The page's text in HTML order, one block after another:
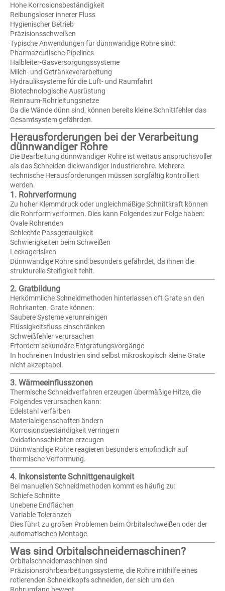
Hohe Korrosionsbeständigkeit
Reibungsloser innerer Fluss
Hygienischer Betrieb
Präzisionsschweißen
Typische Anwendungen für dünnwandige Rohre sind:
Pharmazeutische Pipelines
Halbleiter-Gasversorgungssysteme
Milch- und Getränkeverarbeitung
Hydrauliksysteme für die Luft- und Raumfahrt
Biotechnologische Ausrüstung
Reinraum-Rohrleitungsnetze
Da die Wände dünn sind, können bereits kleine Schnittfehler das
Gesamtsystem gefährden.
Herausforderungen bei der Verarbeitung
dünnwandiger Rohre
Die Bearbeitung dünnwandiger Rohre ist weitaus anspruchsvoller
als das Schneiden dickwandiger Industrierohre. Mehrere
technische Herausforderungen müssen sorgfältig kontrolliert
werden.
1. Rohrverformung
Zu hoher Klemmdruck oder ungleichmäßige Schnittkraft können
die Rohrform verformen. Dies kann Folgendes zur Folge haben:
Ovale Rohrenden
Schlechte Passgenauigkeit
Schwierigkeiten beim Schweißen
Leckagerisiken
Dünnwandige Rohre sind besonders gefährdet, da ihnen die
strukturelle Steifigkeit fehlt.
2. Gratbildung
Herkömmliche Schneidmethoden hinterlassen oft Grate an den
Rohrkanten. Grate können:
Saubere Systeme verunreinigen
Flüssigkeitsfluss einschränken
Schweißfehler verursachen
Erfordern sekundäre Entgratungsvorgänge
In hochreinen Industrien sind selbst mikroskopisch kleine Grate
nicht akzeptabel.
3. Wärmeeinflusszonen
Thermische Schneidverfahren erzeugen übermäßige Hitze, die
Folgendes verursachen kann:
Edelstahl verfärben
Materialeigenschaften ändern
Korrosionsbeständigkeit verringern
Oxidationsschichten erzeugen
Dünnwandige Rohre reagieren besonders empfindlich auf
thermische Verformung.
4. Inkonsistente Schnittgenauigkeit
Bei manuellen Schneidmethoden kommt es häufig zu:
Schiefe Schnitte
Unebene Endflächen
Variable Toleranzen
Dies führt zu großen Problemen beim Orbitalschweißen oder der
automatischen Montage.
Was sind Orbitalschneidemaschinen?
Orbitalschneidemaschinen sind
Präzisionsrohrbearbeitungssysteme, die Rohre mithilfe eines
rotierenden Schneidkopfs schneiden, der sich um den
Rohrumfang bewegt.